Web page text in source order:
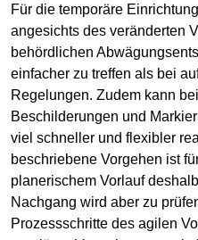
Für die temporäre
angesichts des veränderten
behördlichen
einfacher zu treffen als bei
Regelungen. Zudem kann
Beschilderungen und
viel schneller und flexibler
beschriebene Vorgehen ist
planerischem Vorlauf
Nachgang wird aber zu
Prozessschritte des agilen